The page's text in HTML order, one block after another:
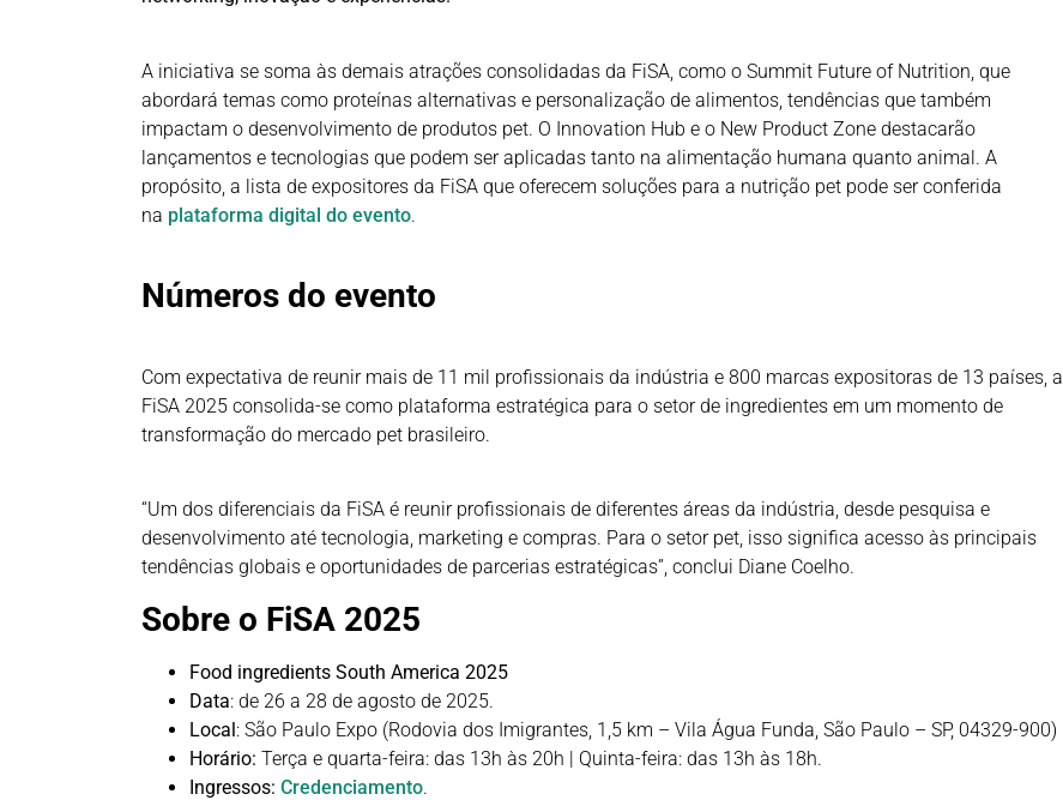
A iniciativa se soma às demais atrações consolidadas da FiSA, como o Summit Future of Nutrition, que
abordará temas como proteínas alternativas e personalização de alimentos, tendências que também
impactam o desenvolvimento de produtos pet. O Innovation Hub e o New Product Zone destacarão
lançamentos e tecnologias que podem ser aplicadas tanto na alimentação humana quanto animal. A
propósito, a lista de expositores da FiSA que oferecem soluções para a nutrição pet pode ser conferida
na plataforma digital do evento.
Números do evento
Com expectativa de reunir mais de 11 mil profissionais da indústria e 800 marcas expositoras de 13 países, a
FiSA 2025 consolida-se como plataforma estratégica para o setor de ingredientes em um momento de
transformação do mercado pet brasileiro.
“Um dos diferenciais da FiSA é reunir profissionais de diferentes áreas da indústria, desde pesquisa e
desenvolvimento até tecnologia, marketing e compras. Para o setor pet, isso significa acesso às principais
tendências globais e oportunidades de parcerias estratégicas”, conclui Diane Coelho.
Sobre o FiSA 2025
Food ingredients South America 2025
Data: de 26 a 28 de agosto de 2025.
Local: São Paulo Expo (Rodovia dos Imigrantes, 1,5 km – Vila Água Funda, São Paulo – SP, 04329-900)
Horário: Terça e quarta-feira: das 13h às 20h | Quinta-feira: das 13h às 18h.
Ingressos: Credenciamento.